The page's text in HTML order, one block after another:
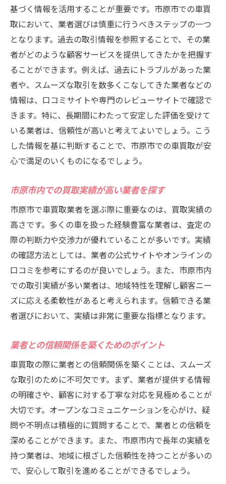
くべきこと
車買取で失敗しないための市原市内業者の評判
事情
評判の悪い業者との取引を避ける方法
市原市の業者選びで失敗しないための事前
リサーチ
トラブルを未然に防ぐための評判チェック
市原市での評判が良い業者の共通する特徴
評判の良い業者選びが成功する車買取の鍵
性を探る
最新トレンドが市原市の車買取に与える影
響
市原市での評判とトレンドを活かした業者
選び
トレンドを見極めて高額査定を狙う方法
市原市の車買取市場の動向を把握する
トレンドに敏感な業者の特徴と評判
市原市で注目されるトレンドと評判の関係
車買取で得するための市原市内業者選びのコツ
ト
市原市での査定額を最大化する業者選び
初めての車買取でも安心！業者選びの基本
市内業者の比較で得するための視点
自分に合った業者を見つけるためのアプロ
ーチ
市原市での賢い業者選びで得られるメリッ
基づく情報を活用することが重要です。市原市での車買
取において、業者選びは慎重に行うべきステップの一つ
となります。過去の取引情報を参照することで、その業
者がどのような顧客サービスを提供してきたかを把握す
ることができます。例えば、過去にトラブルがあった業
者や、スムーズな取引を数多くこなしてきた業者などの
情報は、口コミサイトや専門のレビューサイトで確認で
きます。特に、長期間にわたって安定した評価を受けて
いる業者は、信頼性が高いと考えてよいでしょう。こう
した情報を基に判断することで、市原市での車買取が安
心で満足のいくものになるでしょう。
市原市内での買取実績が高い業者を探す
市原市で車買取業者を選ぶ際に重要なのは、買取実績の
高さです。多くの車を扱った経験豊富な業者は、査定の
際の判断力や交渉力が優れていることが多いです。実績
の確認方法としては、業者の公式サイトやオンラインの
口コミを参考にするのが良いでしょう。また、市原市内
での取引実績が多い業者は、地域特性を理解し顧客ニー
ズに応える柔軟性があると考えられます。信頼できる業
者選びにおいて、実績は非常に重要な指標となります。
業者との信頼関係を築くためのポイント
車買取の際に業者との信頼関係を築くことは、スムーズ
な取引のために不可欠です。まず、業者が提供する情報
の明確さや、顧客に対する丁寧な対応を見極めることが
大切です。オープンなコミュニケーションを心がけ、疑
問や不明点は積極的に質問することで、業者との信頼を
深めることができます。また、市原市内で長年の実績を
持つ業者は、地域に根ざした信頼性を持つことが多いの
で、安心して取引を進めることができるでしょう。